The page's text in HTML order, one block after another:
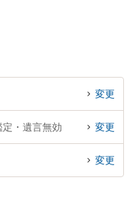
変更
・遺言無効 変更
変更